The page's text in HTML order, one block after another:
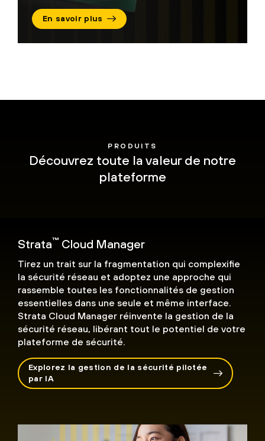
En savoir plus
PRODUITS
Découvrez toute la valeur de notre
plateforme
Strata™ Cloud Manager
Tirez un trait sur la fragmentation qui complexifie
la sécurité réseau et adoptez une approche qui
rassemble toutes les fonctionnalités de gestion
essentielles dans une seule et même interface.
Strata Cloud Manager réinvente la gestion de la
sécurité réseau, libérant tout le potentiel de votre
plateforme de sécurité.
Explorez la gestion de la sécurité pilotée
par IA